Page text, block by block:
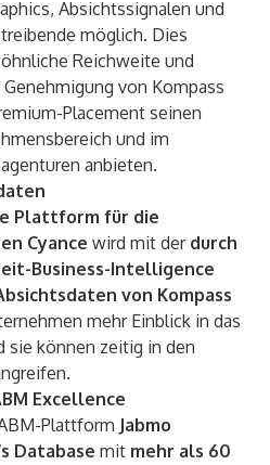
Absichtssignalen und
möglich. Dies
Reichweite und
von Kompass
Placement seinen
und im
anbieten.
Plattform für die
Cyance wird mit der durch
Business-Intelligence
von Kompass
mehr Einblick in das
sie können zeitig in den
Excellence
Plattform Jabmo
Database mit mehr als 60